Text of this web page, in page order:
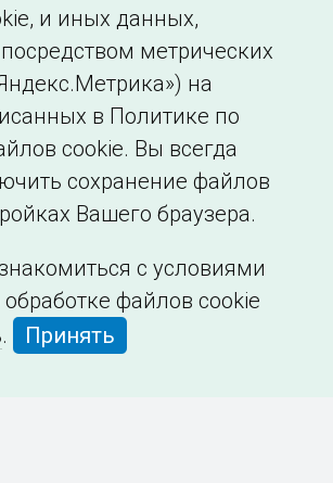
и иных данных,
метрических
на
в Политике по
cookie. Вы всегда
сохранение файлов
Вашего браузера.
с условиями
файлов cookie
. Принять